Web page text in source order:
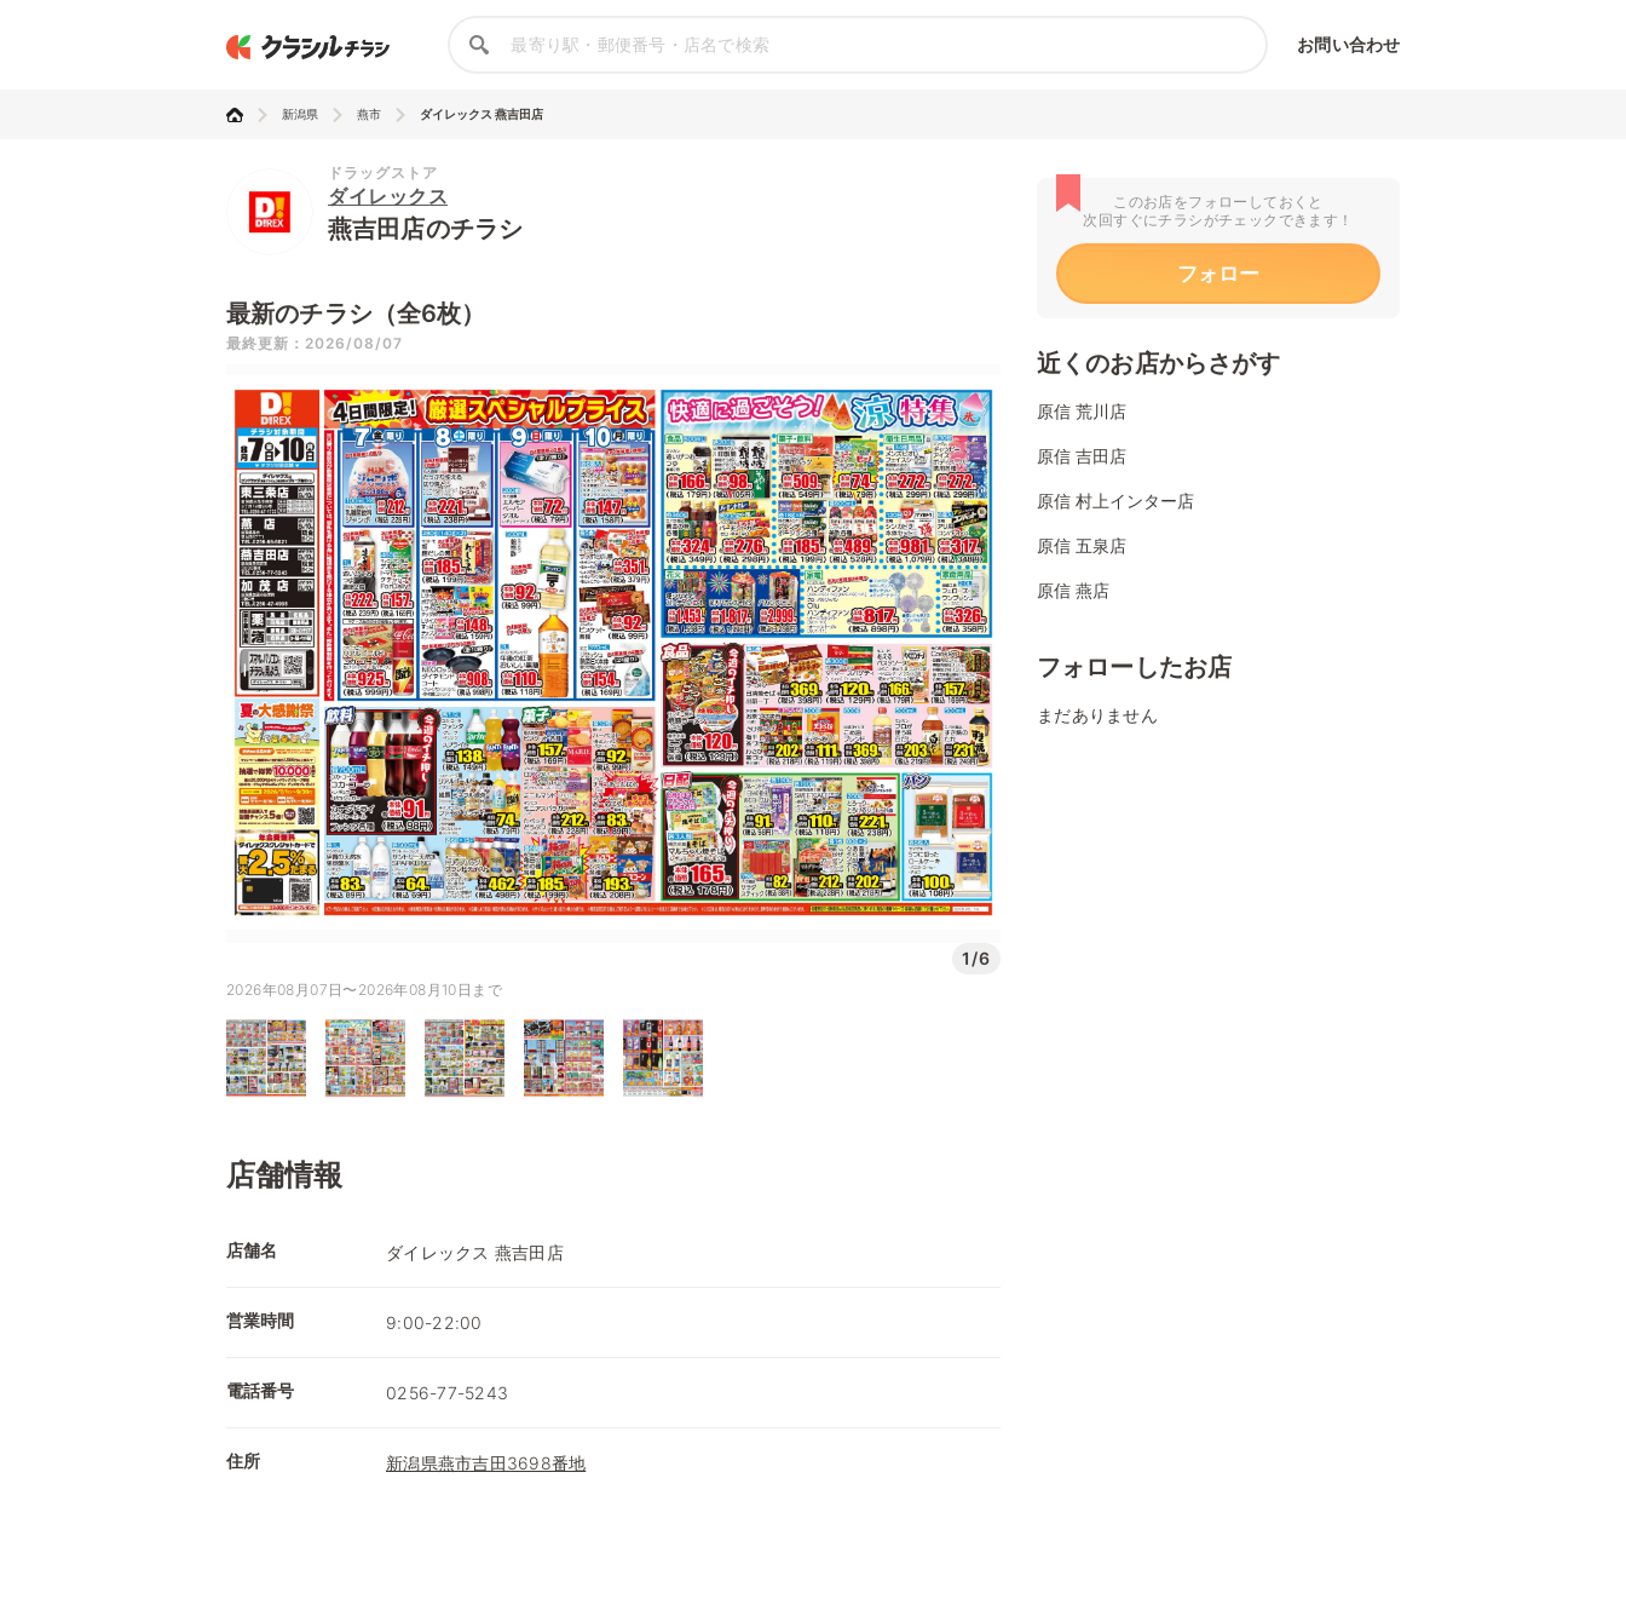
お問い合わせ
新潟県 燕市 ダイレックス 燕吉田店
ドラッグストア
ダイレックス
燕吉田店のチラシ
最新のチラシ（全6枚）
最終更新：2026/08/07
1/6
2026年08月07日〜2026年08月10日まで
店舗情報
店舗名 ダイレックス 燕吉田店
営業時間 9:00-22:00
電話番号 0256-77-5243
住所 新潟県燕市吉田3698番地
このお店をフォローしておくと
次回すぐにチラシがチェックできます！
フォロー
近くのお店からさがす
原信 荒川店
原信 吉田店
原信 村上インター店
原信 五泉店
原信 燕店
フォローしたお店
まだありません